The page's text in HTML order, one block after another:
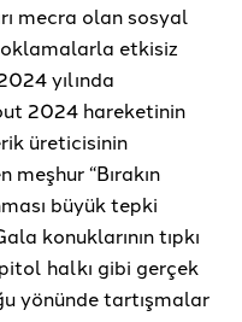
mecra olan sosyal
etkisiz
yılında
2024 hareketinin
üreticisinin
“Bırakın
büyük tepki
konuklarının tıpkı
halkı gibi gerçek
yönünde tartışmalar